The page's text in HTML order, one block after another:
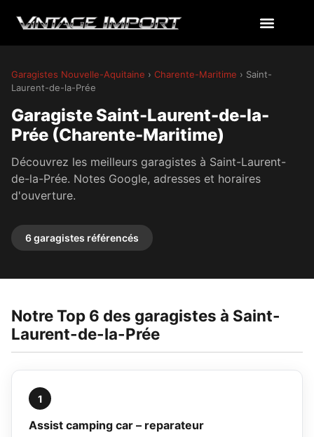
Garagistes Nouvelle-Aquitaine › Charente-Maritime › Saint-
Laurent-de-la-Prée
Garagiste Saint-Laurent-de-la-
Prée (Charente-Maritime)
Découvrez les meilleurs garagistes à Saint-Laurent-
de-la-Prée. Notes Google, adresses et horaires
d'ouverture.
6 garagistes référencés
Notre Top 6 des garagistes à Saint-
Laurent-de-la-Prée
1
Assist camping car – reparateur